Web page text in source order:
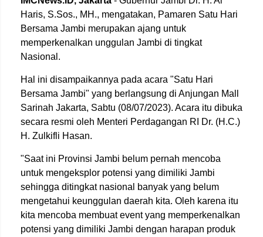
Haris, S.Sos., MH., mengatakan, Pamaren Satu Hari
Bersama Jambi merupakan ajang untuk
memperkenalkan unggulan Jambi di tingkat
Nasional.
Hal ini disampaikannya pada acara "Satu Hari
Bersama Jambi" yang berlangsung di Anjungan Mall
Sarinah Jakarta, Sabtu (08/07/2023). Acara itu dibuka
secara resmi oleh Menteri Perdagangan RI Dr. (H.C.)
H. Zulkifli Hasan.
"Saat ini Provinsi Jambi belum pernah mencoba
untuk mengeksplor potensi yang dimiliki Jambi
sehingga ditingkat nasional banyak yang belum
mengetahui keunggulan daerah kita. Oleh karena itu
kita mencoba membuat event yang memperkenalkan
potensi yang dimiliki Jambi dengan harapan produk